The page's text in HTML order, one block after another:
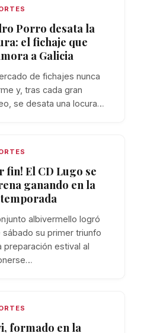
Porro desata la
el fichaje que
a Galicia
de fichajes nunca
y, tras cada gran
se desata una locura…
fin! El CD Lugo se
ganando en la
albivermello logró
sábado su primer triunfo
preparación estival al
formado en la